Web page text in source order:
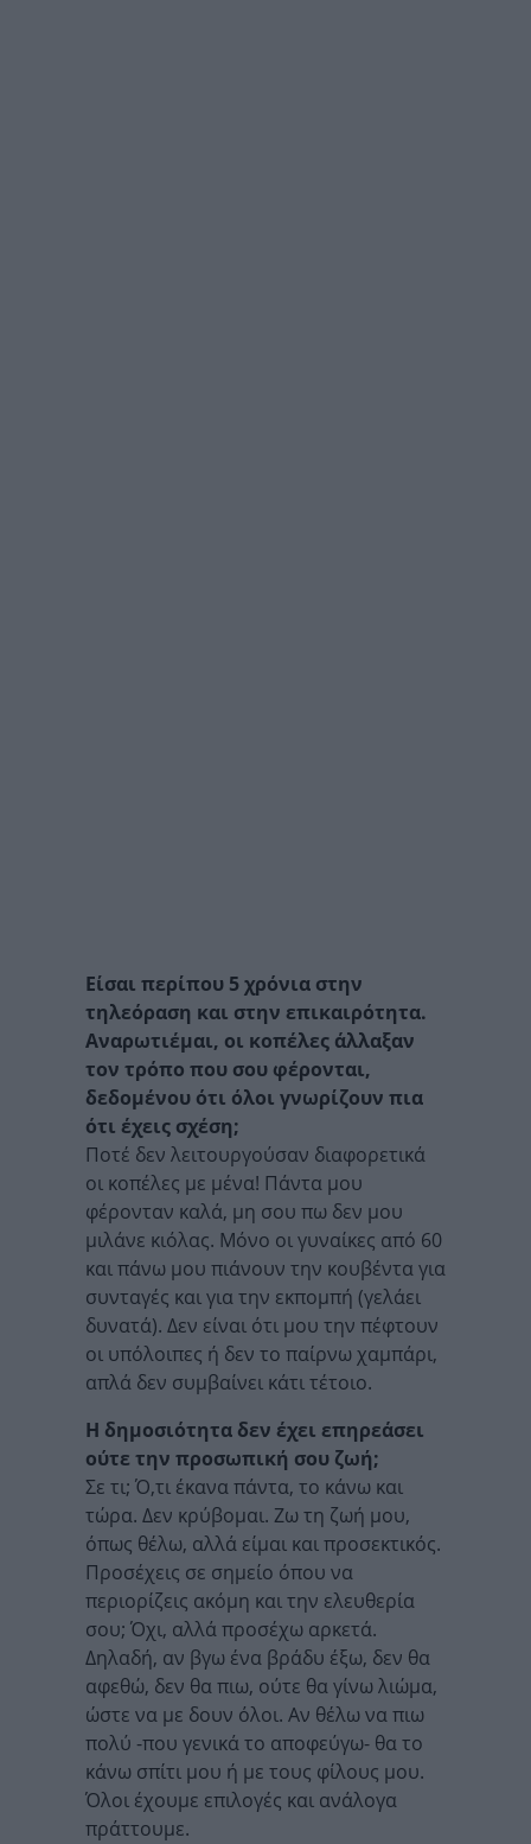
Είσαι περίπου 5 χρόνια στην
τηλεόραση και στην επικαιρότητα.
Αναρωτιέμαι, οι κοπέλες άλλαξαν
τον τρόπο που σου φέρονται,
δεδομένου ότι όλοι γνωρίζουν πια
ότι έχεις σχέση;
Ποτέ δεν λειτουργούσαν διαφορετικά
οι κοπέλες με μένα! Πάντα μου
φέρονταν καλά, μη σου πω δεν μου
μιλάνε κιόλας. Μόνο οι γυναίκες από 60
και πάνω μου πιάνουν την κουβέντα για
συνταγές και για την εκπομπή (γελάει
δυνατά). Δεν είναι ότι μου την πέφτουν
οι υπόλοιπες ή δεν το παίρνω χαμπάρι,
απλά δεν συμβαίνει κάτι τέτοιο.
Η δημοσιότητα δεν έχει επηρεάσει
ούτε την προσωπική σου ζωή;
Σε τι; Ό,τι έκανα πάντα, το κάνω και
τώρα. Δεν κρύβομαι. Ζω τη ζωή μου,
όπως θέλω, αλλά είμαι και προσεκτικός.
Προσέχεις σε σημείο όπου να
περιορίζεις ακόμη και την ελευθερία
σου; Όχι, αλλά προσέχω αρκετά.
Δηλαδή, αν βγω ένα βράδυ έξω, δεν θα
αφεθώ, δεν θα πιω, ούτε θα γίνω λιώμα,
ώστε να με δουν όλοι. Αν θέλω να πιω
πολύ -που γενικά το αποφεύγω- θα το
κάνω σπίτι μου ή με τους φίλους μου.
Όλοι έχουμε επιλογές και ανάλογα
πράττουμε.